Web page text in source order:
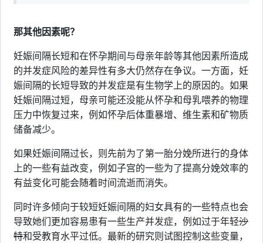
那其他因素呢？
妊娠间隔长短和在怀孕期间与母亲年龄等其他因素所造成
的并发症风险的差异性有多大仍然存在争议。一方面，妊
娠间隔的长短导致的并发症是有生物学上的原因的。如果
妊娠间隔过短，母亲可能还没能从怀孕和母乳喂养的物理
压力中恢复过来，例如怀孕后体重暴增、维生素和矿物质
储备减少。
如果妊娠间隔过长，则先前为了第一胎分娩所进行的身体
上的一些有益改变，例如子宫的一些为了提高分娩效率的
有益变化可能会随着时间流逝而消失。
同时许多倾向于较短妊娠间隔的妇女具有的一些特点也会
导致她们更加容易患有一些生产并发症，例如过于年轻沙
特和受教育水平过低。最新的研究则试图控制这些变量，